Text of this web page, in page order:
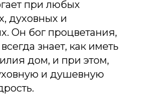
при любых
духовных и
Он бог процветания,
знает, как иметь
дом, и при этом,
и душевную